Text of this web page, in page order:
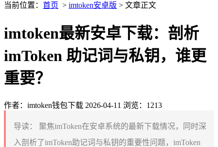
当前位置： 首页 > imtoken安卓版 > 文章正文
imtoken最新安卓下载：剖析
imToken 助记词与私钥，谁更
重要？
作者：imtoken钱包下载 2026-04-11 浏览：1213
导读：
聚焦imToken在安卓系统的最新下载情况，同时深
入剖析了imToken助记词与私钥的重要性问题，imToken